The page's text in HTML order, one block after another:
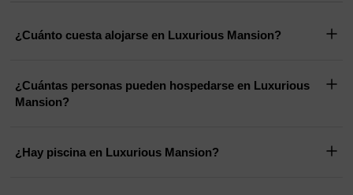
¿Cuánto cuesta alojarse en Luxurious Mansion?
¿Cuántas personas pueden hospedarse en Luxurious
Mansion?
¿Hay piscina en Luxurious Mansion?